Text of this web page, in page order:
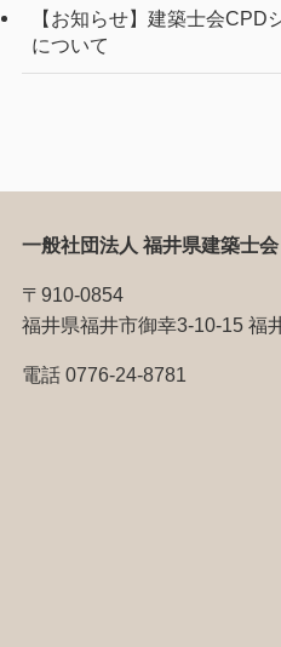
【お知らせ】建築士会CPD
について
一般社団法人 福井県建築士会
〒910-0854
福井県福井市御幸3-10-15 福
電話 0776-24-8781